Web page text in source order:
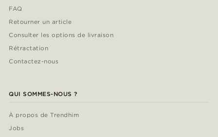
FAQ
Retourner un article
Consulter les options de livraison
Rétractation
Contactez-nous
QUI SOMMES-NOUS ?
À propos de Trendhim
Jobs